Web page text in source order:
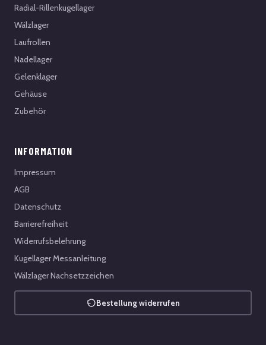
Radial-Rillenkugellager
Wälzlager
Laufrollen
Nadellager
Gelenklager
Gehäuse
Zubehör
INFORMATION
Impressum
AGB
Datenschutz
Barrierefreiheit
Widerrufsbelehrung
Kugellager Messanleitung
Wälzlager Nachsetzzeichen
Bestellung widerrufen